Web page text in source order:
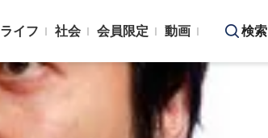
ライフ 社会 会員限定 動画 検索